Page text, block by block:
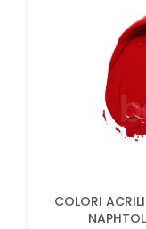
COLORI